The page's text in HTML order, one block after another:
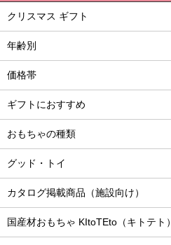
クリスマス ギフト
年齢別
価格帯
ギフトにおすすめ
おもちゃの種類
グッド・トイ
カタログ掲載商品（施設向け）
国産材おもちゃ KItoTEto（キトテト）